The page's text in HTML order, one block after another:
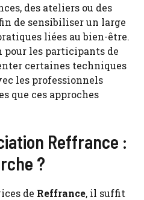
des ateliers ou des
de sensibiliser un large
liées au bien-être.
pour les participants de
certaines techniques
les professionnels
que ces approches
Reffrance :
?
de Reffrance, il suffit